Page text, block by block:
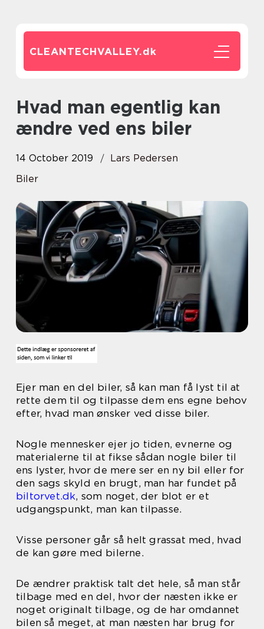
CLEANTECHVALLEY.dk
Hvad man egentlig kan
ændre ved ens biler
14 October 2019
Lars Pedersen
Biler
Ejer man en del biler, så kan man få lyst til at
rette dem til og tilpasse dem ens egne behov
efter, hvad man ønsker ved disse biler.
Nogle mennesker ejer jo tiden, evnerne og
materialerne til at fikse sådan nogle biler til
ens lyster, hvor de mere ser en ny bil eller for
den sags skyld en brugt, man har fundet på
biltorvet.dk, som noget, der blot er et
udgangspunkt, man kan tilpasse.
Visse personer går så helt grassat med, hvad
de kan gøre med bilerne.
De ændrer praktisk talt det hele, så man står
tilbage med en del, hvor der næsten ikke er
noget originalt tilbage, og de har omdannet
bilen så meget, at man næsten har brug for